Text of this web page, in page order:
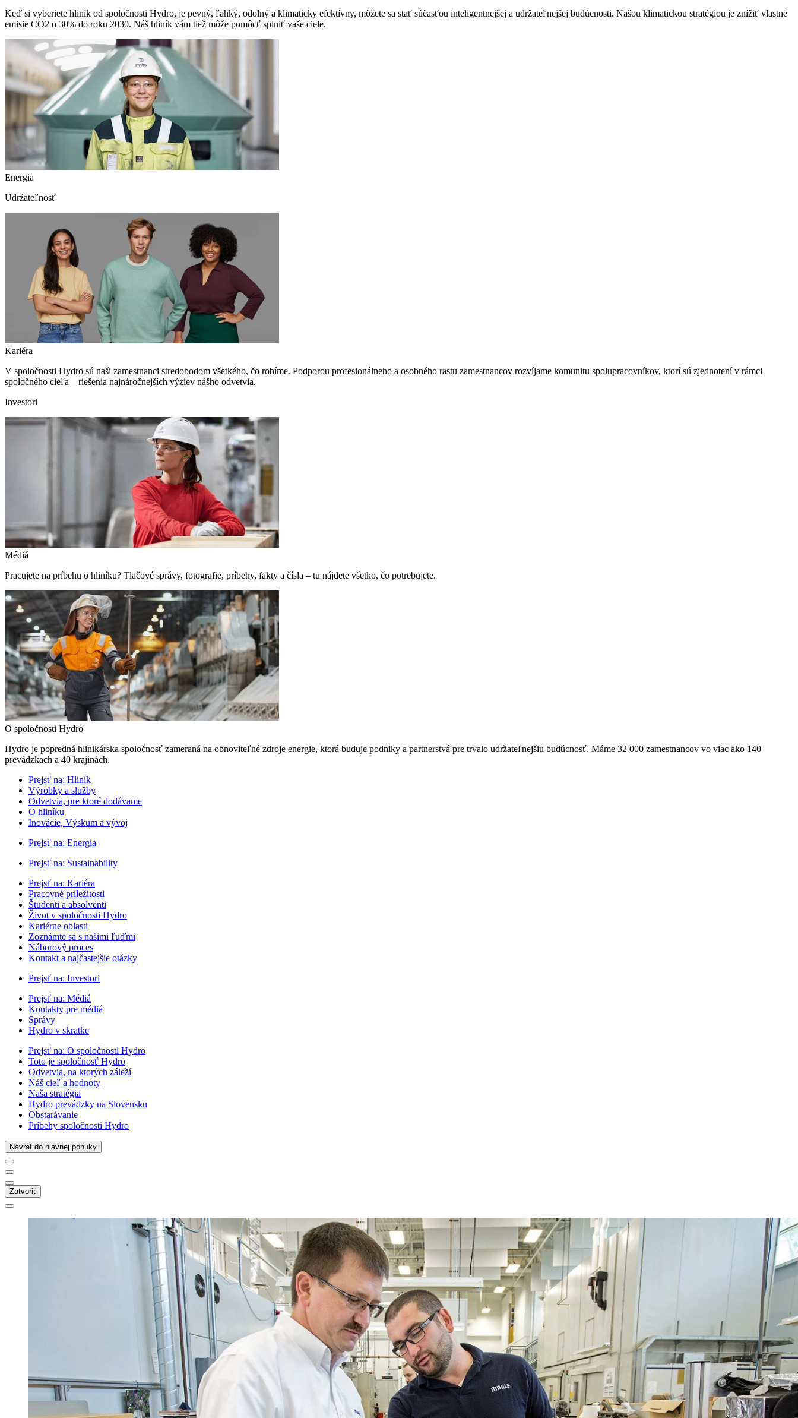
Keď si vyberiete hliník od spoločnosti Hydro, je pevný, ľahký, odolný a klimaticky efektívny, môžete sa stať súčasťou inteligentnejšej a udržateľnejšej budúcnosti. Našou klimatickou stratégiou je znížiť vlastné
emisie CO2 o 30% do roku 2030. Náš hliník vám tiež môže pomôcť splniť vaše ciele.
Energia
Udržateľnosť
Kariéra
V spoločnosti Hydro sú naši zamestnanci stredobodom všetkého, čo robíme. Podporou profesionálneho a osobného rastu zamestnancov rozvíjame komunitu spolupracovníkov, ktorí sú zjednotení v rámci
spoločného cieľa – riešenia najnáročnejších výziev nášho odvetvia.
Investori
Médiá
Pracujete na príbehu o hliníku? Tlačové správy, fotografie, príbehy, fakty a čísla – tu nájdete všetko, čo potrebujete.
O spoločnosti Hydro
Hydro je popredná hlinikárska spoločnosť zameraná na obnoviteľné zdroje energie, ktorá buduje podniky a partnerstvá pre trvalo udržateľnejšiu budúcnosť. Máme 32 000 zamestnancov vo viac ako 140
prevádzkach a 40 krajinách.
Prejsť na: Hliník
Výrobky a služby
Odvetvia, pre ktoré dodávame
O hliníku
Inovácie, Výskum a vývoj
Prejsť na: Energia
Prejsť na: Sustainability
Prejsť na: Kariéra
Pracovné príležitosti
Študenti a absolventi
Život v spoločnosti Hydro
Kariérne oblasti
Zoznámte sa s našimi ľuďmi
Náborový proces
Kontakt a najčastejšie otázky
Prejsť na: Investori
Prejsť na: Médiá
Kontakty pre médiá
Správy
Hydro v skratke
Prejsť na: O spoločnosti Hydro
Toto je spoločnosť Hydro
Odvetvia, na ktorých záleží
Náš cieľ a hodnoty
Naša stratégia
Hydro prevádzky na Slovensku
Obstarávanie
Príbehy spoločnosti Hydro
Návrat do hlavnej ponuky
Zatvoriť